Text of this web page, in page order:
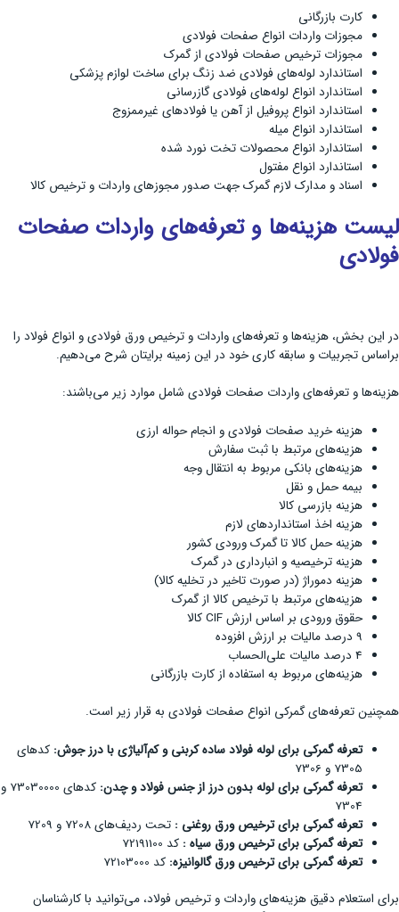
کارت بازرگانی
مجوزات واردات انواع صفحات فولادی
مجوزات ترخیص صفحات فولادی از گمرک
استاندارد لوله‌های فولادی ضد زنگ برای ساخت لوازم پزشکی
استاندارد انواع لوله‌های فولادی گازرسانی
استاندارد انواع پروفیل از آهن یا فولادهای غیرممزوج
استاندارد انواع میله
استاندارد انواع محصولات تخت نورد شده
استاندارد انواع مفتول
اسناد و مدارک لازم گمرک جهت صدور مجوزهای واردات و ترخیص کالا
لیست هزینه‌ها و تعرفه‌های واردات صفحات
فولادی
در این بخش، هزینه‌ها و تعرفه‌های واردات و ترخیص ورق فولادی و انواع فولاد را
براساس تجربیات و سابقه کاری خود در این زمینه برایتان شرح می‌دهیم.
هزینه‌ها و تعرفه‌های واردات صفحات فولادی شامل موارد زیر می‌باشند:
هزینه خرید صفحات فولادی و انجام حواله ارزی
هزینه‌های مرتبط با ثبت سفارش
هزینه‌های بانکی مربوط به انتقال وجه
بیمه حمل و نقل
هزینه بازرسی کالا
هزینه اخذ استانداردهای لازم
هزینه حمل کالا تا گمرک ورودی کشور
هزینه ترخیصیه و انبارداری در گمرک
هزینه دموراژ (در صورت تاخیر در تخلیه کالا)
هزینه‌های مرتبط با ترخیص کالا از گمرک
حقوق ورودی بر اساس ارزش CIF کالا
9 درصد مالیات بر ارزش افزوده
4 درصد مالیات علی‌الحساب
هزینه‌های مربوط به استفاده از کارت بازرگانی
همچنین تعرفه‌های گمرکی انواع صفحات فولادی به قرار زیر است.
تعرفه گمرکی برای لوله فولاد ساده کربنی و کم‌آلیاژی با درز جوش: کدهای
7305 و 7306
تعرفه گمرکی برای لوله بدون درز از جنس فولاد و چدن:
کدهای 73030000 و
7304
تعرفه گمرکی برای ترخیص ورق روغنی : تحت ردیف‌های 7208 و 7209
تعرفه گمرکی برای ترخیص ورق سیاه : کد 72191100
تعرفه گمرکی برای ترخیص ورق گالوانیزه: کد 72103000
برای استعلام دقیق هزینه‌های واردات و ترخیص فولاد، می‌توانید با کارشناسان